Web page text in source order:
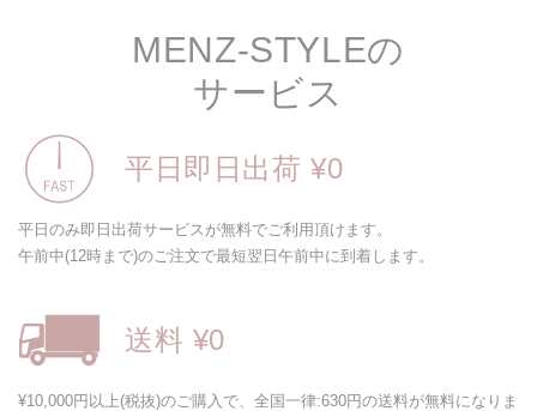
MENZ-STYLEの
サービス
平日即日出荷 ¥0
平日のみ即日出荷サービスが無料でご利用頂けます。
午前中(12時まで)のご注文で最短翌日午前中に到着します。
送料 ¥0
¥10,000円以上(税抜)のご購入で、全国一律:630円の送料が無料になりま